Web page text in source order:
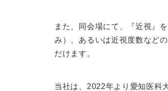
また、同会場にて、『近視』
み）、あるいは近視度数など
だけます。
当社は、2022年より愛知医科